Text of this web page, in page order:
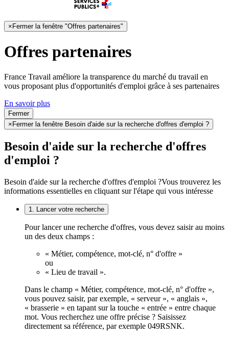
× Fermer la fenêtre "Offres partenaires"
Offres partenaires
France Travail améliore la transparence du marché du travail en
vous proposant plus d'opportunités d'emploi grâce à ses partenaires
En savoir plus
Fermer
× Fermer la fenêtre Besoin d'aide sur la recherche d'offres d'emploi ?
Besoin d'aide sur la recherche d'offres
d'emploi ?
Besoin d'aide sur la recherche d'offres d'emploi ?Vous trouverez les
informations essentielles en cliquant sur l'étape qui vous intéresse
1. Lancer votre recherche
Pour lancer une recherche d'offres, vous devez saisir au moins
un des deux champs :
« Métier, compétence, mot-clé, n° d'offre »
ou
« Lieu de travail ».
Dans le champ « Métier, compétence, mot-clé, n° d'offre »,
vous pouvez saisir, par exemple, « serveur », « anglais »,
« brasserie » en tapant sur la touche « entrée » entre chaque
mot. Vous recherchez une offre précise ? Saisissez
directement sa référence, par exemple 049RSNK.